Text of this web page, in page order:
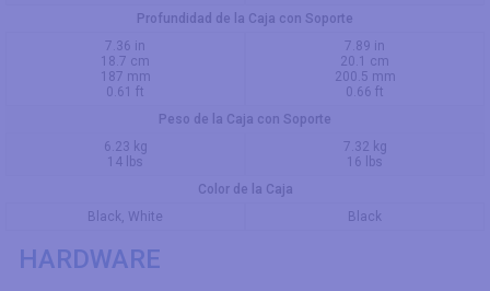
Profundidad de la Caja con Soporte
7.36 in
18.7 cm
187 mm
0.61 ft
7.89 in
20.1 cm
200.5 mm
0.66 ft
Peso de la Caja con Soporte
6.23 kg
14 lbs
7.32 kg
16 lbs
Color de la Caja
Black, White
Black
HARDWARE